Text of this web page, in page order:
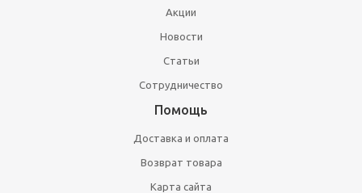
Акции
Новости
Статьи
Сотрудничество
Помощь
Доставка и оплата
Возврат товара
Карта сайта